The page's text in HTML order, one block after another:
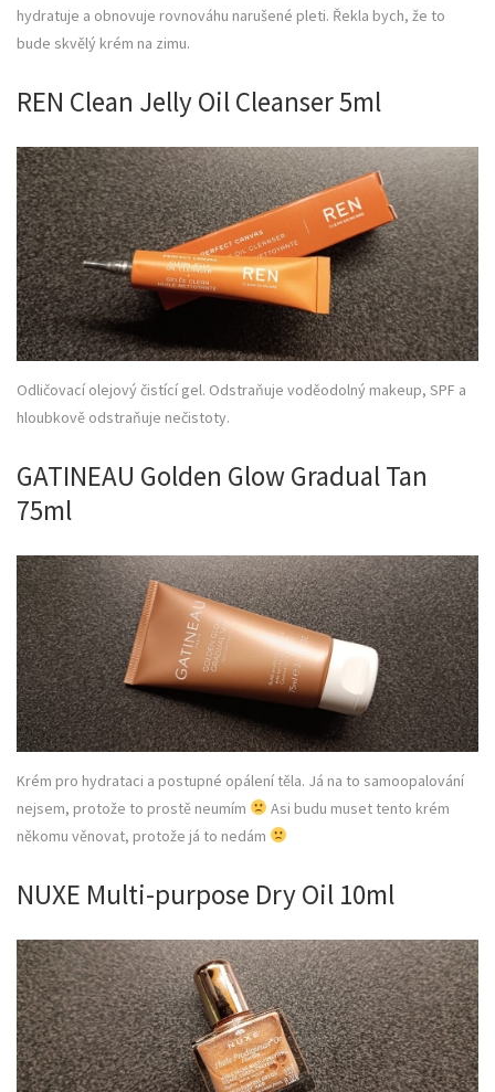
hydratuje a obnovuje rovnováhu narušené pleti. Řekla bych, že to
bude skvělý krém na zimu.
REN Clean Jelly Oil Cleanser 5ml
Odličovací olejový čistící gel. Odstraňuje voděodolný makeup, SPF a
hloubkově odstraňuje nečistoty.
GATINEAU Golden Glow Gradual Tan
75ml
Krém pro hydrataci a postupné opálení těla. Já na to samoopalování
nejsem, protože to prostě neumím
Asi budu muset tento krém
někomu věnovat, protože já to nedám
NUXE Multi-purpose Dry Oil 10ml